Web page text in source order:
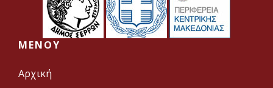
MENOY
Αρχική